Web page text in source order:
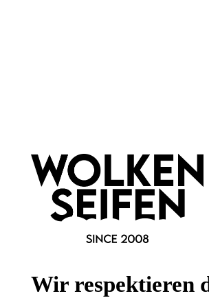
Informationen
Gesetzliche Informationen
FAQWir respektieren